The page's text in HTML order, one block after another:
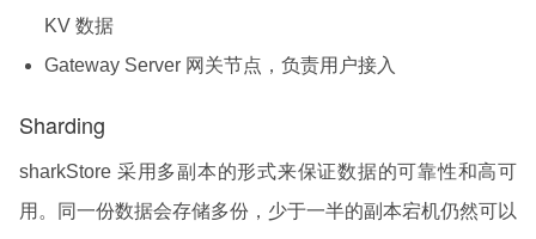
KV 数据
Gateway Server 网关节点，负责用户接入
Sharding
sharkStore 采用多副本的形式来保证数据的可靠性和高可
用。同一份数据会存储多份，少于一半的副本宕机仍然可以